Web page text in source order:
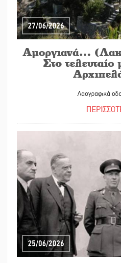
27/06/2026
Αμοργιανά…
Στο τελευταίο
Λαογραφικά
25/06/2026